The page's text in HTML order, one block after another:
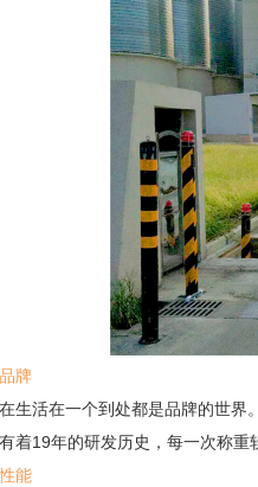
牌
活在一个到处都是品牌的世界
着19年的研发历史，每一次称重
能